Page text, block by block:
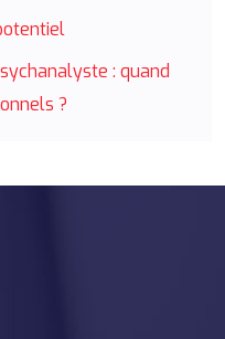
: quand
?